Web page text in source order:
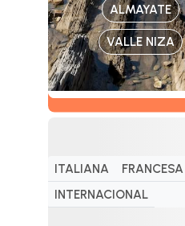
ALMAYATE
VALLE NIZA
ITALIANA FRANCESA
INTERNACIONAL